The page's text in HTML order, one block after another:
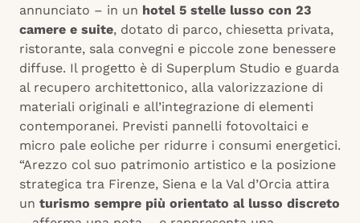
annunciato – in un hotel 5 stelle lusso con 23
camere e suite, dotato di parco, chiesetta privata,
ristorante, sala convegni e piccole zone benessere
diffuse. Il progetto è di Superplum Studio e guarda
al recupero architettonico, alla valorizzazione di
materiali originali e all’integrazione di elementi
contemporanei. Previsti pannelli fotovoltaici e
micro pale eoliche per ridurre i consumi energetici.
“Arezzo col suo patrimonio artistico e la posizione
strategica tra Firenze, Siena e la Val d’Orcia attira
un turismo sempre più orientato al lusso discreto